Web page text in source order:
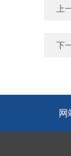
上
下
网